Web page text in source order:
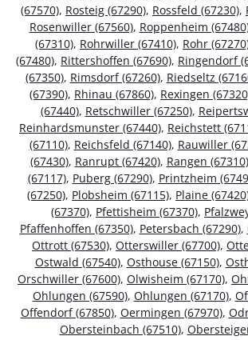
(67570), Rosteig (67290), Rossfeld (67230),
Rosenwiller (67560), Roppenheim
(67310), Rohrwiller (67410), Rohr
(67480), Rittershoffen (67690), Ringendorf
(67350), Rimsdorf (67260), Riedseltz
(67390), Rhinau (67860), Rexingen
(67440), Retschwiller (67250),
Reinhardsmunster (67440), Reichstett
(67110), Reichsfeld (67140), Rauwiller
(67430), Ranrupt (67420), Rangen (67310)
(67117), Puberg (67290), Printzheim
(67250), Plobsheim (67115), Plaine
(67370), Pfettisheim (67370),
Pfaffenhoffen (67350), Petersbach (67290),
Ottrott (67530), Otterswiller (67700),
Ostwald (67540), Osthouse (67150),
Orschwiller (67600), Olwisheim (67170),
Ohlungen (67590), Ohlungen (67170),
Offendorf (67850), Oermingen (67970),
Obersteinbach (67510),